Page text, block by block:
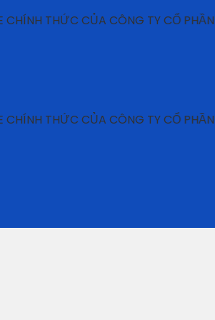
CỦA CÔNG TY CỔ PHẦN
CỦA CÔNG TY CỔ PHẦN